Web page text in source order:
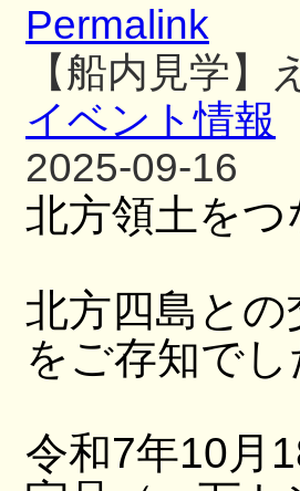
Permalink
【船内見学】
イベント情報
2025-09-16
北方領土を
北方四島と
をご存知でし
令和7年10月